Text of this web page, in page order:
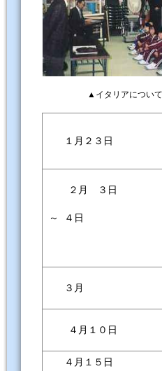
▲イタリアについ
１月２３日
２月 ３日
～ ４日
３月
４月１０日
４月１５日